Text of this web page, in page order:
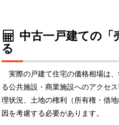
中古一戸建ての「
る
実際の戸建て住宅の価格相場は
る公共施設・商業施設へのアクセ
理状況、土地の権利（所有権・借
因を考慮する必要があります。